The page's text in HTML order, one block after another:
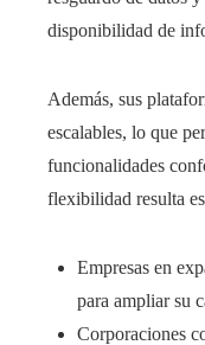
disponibilidad de
Además, sus
escalables, lo que
funcionalidades
flexibilidad resulta
Empresas en
para ampliar su
Corporaciones